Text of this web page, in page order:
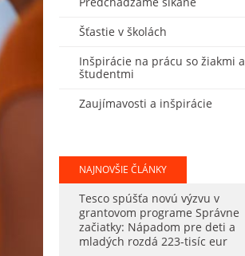
Šťastie v školách
Inšpirácie na prácu so žiakmi a
študentmi
Zaujímavosti a inšpirácie
NAJNOVŠIE ČLÁNKY
Tesco spúšťa novú výzvu v
grantovom programe Správne
začiatky: Nápadom pre deti a
mladých rozdá 223-tisíc eur